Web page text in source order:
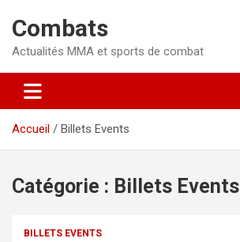
contenu
Combats
Actualités MMA et sports de combat
Accueil Billets Events
Catégorie : Billets Events
BILLETS EVENTS